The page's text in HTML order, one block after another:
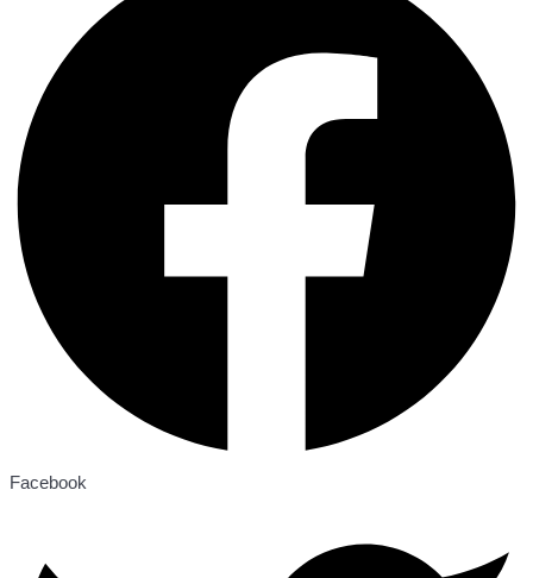
Facebook